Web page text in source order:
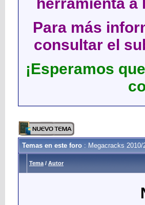
Para más
consultar el
¡Esperamos
Temas en este foro : Megacracks 2010/
Tema / Autor